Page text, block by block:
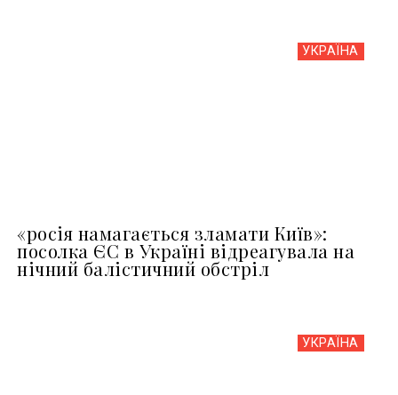
УКРАЇНА
«росія намагається зламати Київ»:
посолка ЄС в Україні відреагувала на
нічний балістичний обстріл
УКРАЇНА